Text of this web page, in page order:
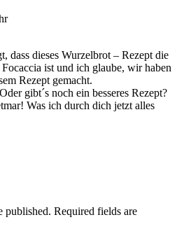
dass dieses Wurzelbrot – Rezept die
ist und ich glaube, wir haben
Rezept gemacht.
gibt´s noch ein besseres Rezept?
Was ich durch dich jetzt alles
published. Required fields are